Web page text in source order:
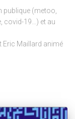
publique (metoo,
covid-19…) et au
Eric Maillard animé